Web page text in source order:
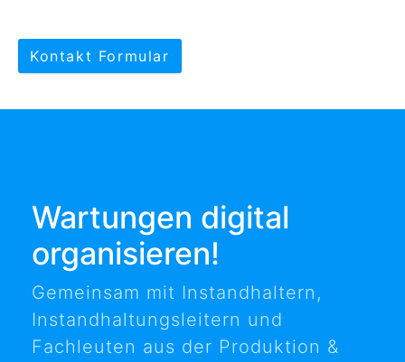
Kontakt Formular
Wartungen digital
organisieren!
Gemeinsam mit Instandhaltern,
Instandhaltungsleitern und
Fachleuten aus der Produktion &